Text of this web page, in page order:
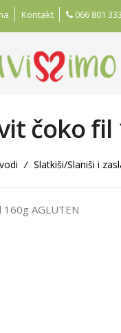
Kontakt 066 801
čoko fil
/ Slatkiši/Slaniši i